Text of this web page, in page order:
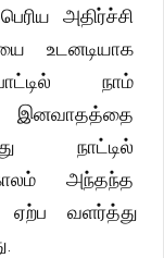
அதிர்ச்சி
உடனடியாக
நாம்
இனவாதத்தை
நாட்டில்
அந்தந்த
ஏற்ப வளர்த்து